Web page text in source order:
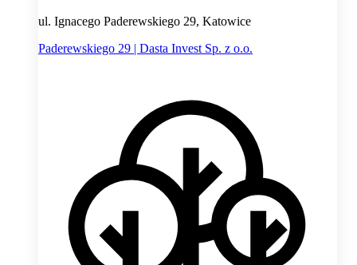
ul. Ignacego Paderewskiego 29, Katowice
Paderewskiego 29 | Dasta Invest Sp. z o.o.